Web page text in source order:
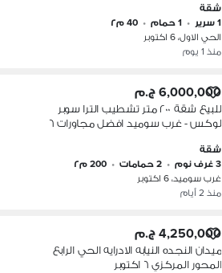
الاستديو غرفة وصالة ومطبخ وحمام للبيع
شقة
1 سرير
• 1 حمام • 40 م٢
الحي الاول، 6 اكتوبر
منذ 1 يوم
6,000,000 ج.م
للبيع شقة ٢٠٠ متر تشطيب الترا سوبر
لوكس - غرب سوميد افضل مجاورات ٦
شقة
3 غرف نوم
• 2 حمامات • 200 م٢
غرب سوميد، 6 اكتوبر
منذ 2 أيام
4,250,000 ج.م
ميدان النجده النيابه الادرايه الحي الرابع
المحور المركزي ٦ اكتوبر